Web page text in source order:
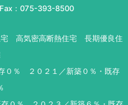
Fax：075-393-8500
高気密高断熱住宅 長期優良住
０％ ２０２１／新築０％・既存